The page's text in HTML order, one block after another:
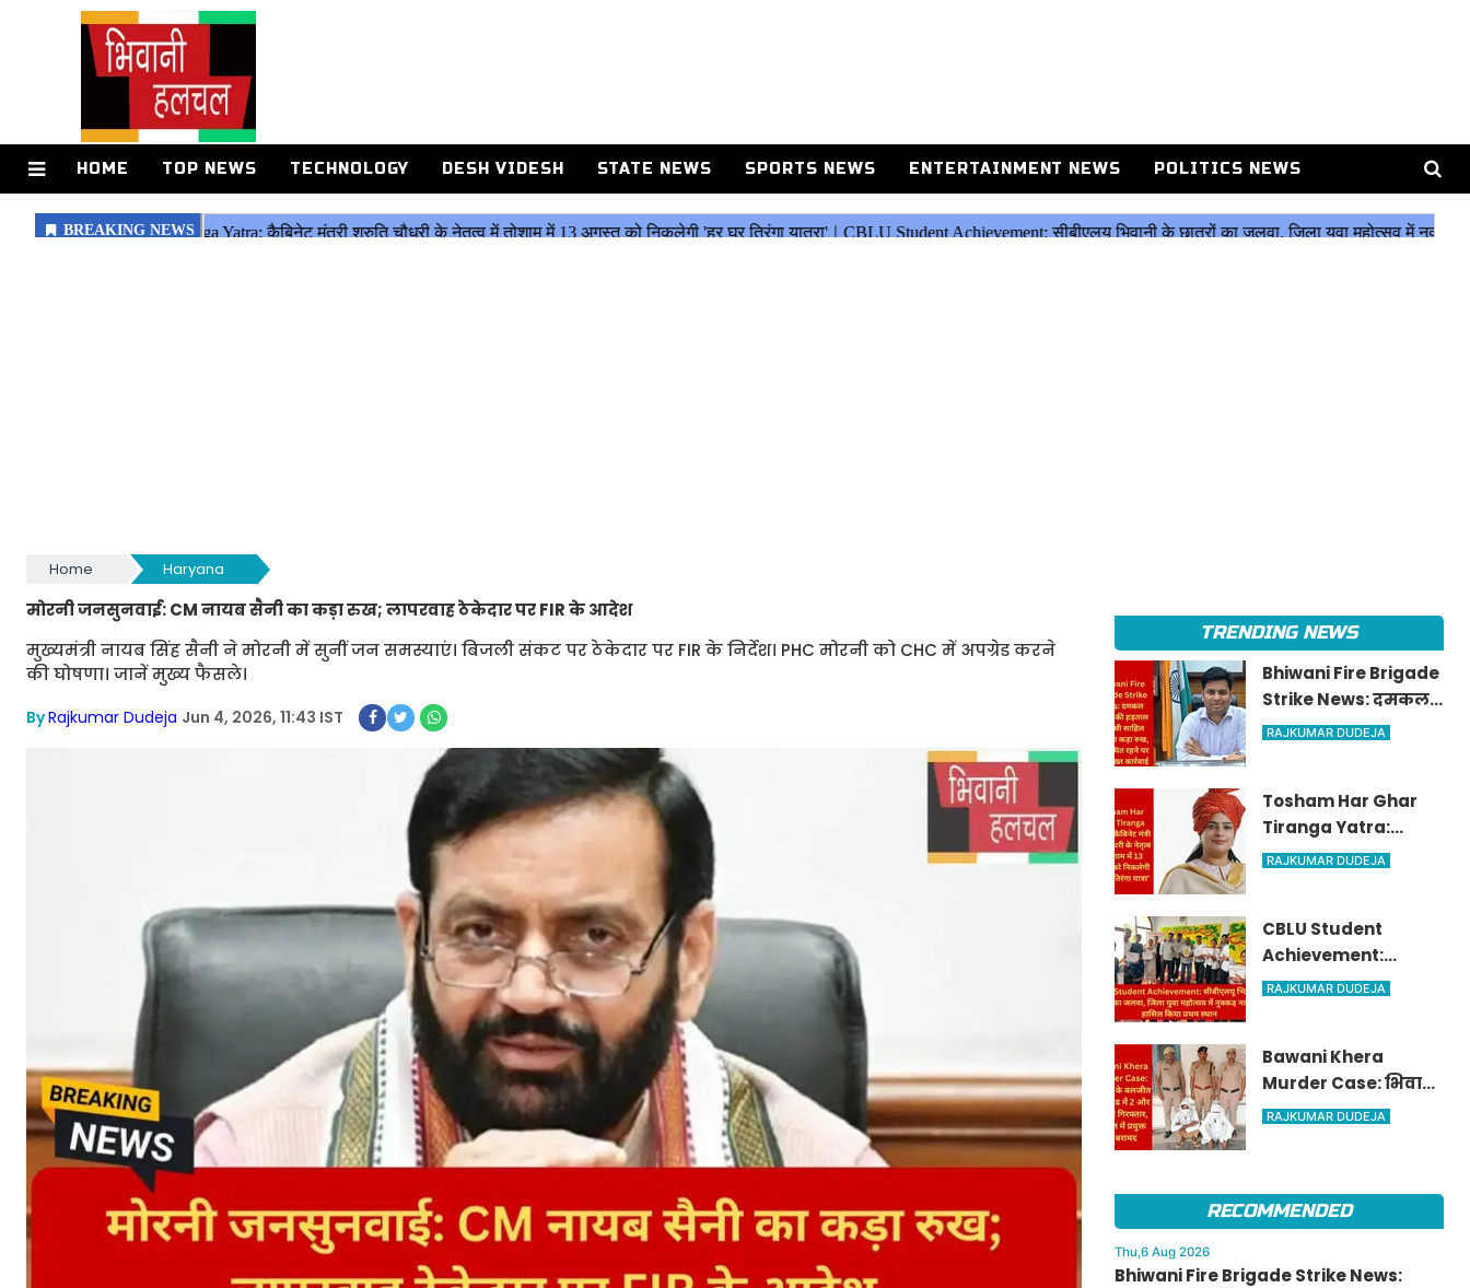
HOME TOP NEWS TECHNOLOGY DESH VIDESH STATE NEWS SPORTS NEWS ENTERTAINMENT NEWS POLITICS NEWS
Home Haryana
मोरनी जनसुनवाई: CM नायब सैनी का कड़ा रुख; लापरवाह ठेकेदार पर FIR के आदेश
मुख्यमंत्री नायब सिंह सैनी ने मोरनी में सुनीं जन समस्याएं। बिजली संकट पर ठेकेदार पर FIR के निर्देश। PHC मोरनी को CHC में अपग्रेड करने
की घोषणा। जानें मुख्य फैसले।
ByRajkumar Dudeja Jun 4, 2026, 11:43 IST
TRENDING NEWS
Bhiwani Fire Brigade
Strike News: दमकल
कर्मियों की हड़ताल पर
रहने पर होगी सख्त
कार्रवाई
RAJKUMAR DUDEJA
Tosham Har Ghar
Tiranga Yatra:
कैबिनेट मंत्री श्रुति चौधरी
घर तिरंगा यात्रा'
RAJKUMAR DUDEJA
CBLU Student
Achievement:
सीबीएलयू भिवानी के
नाटक में हासिल किया
प्रथम स्थान
RAJKUMAR DUDEJA
Bawani Khera
Murder Case: भिवानी
के बलजीत हत्याकांड में 2
RAJKUMAR DUDEJA
RECOMMENDED
Thu,6 Aug 2026
Bhiwani Fire Brigade Strike News: